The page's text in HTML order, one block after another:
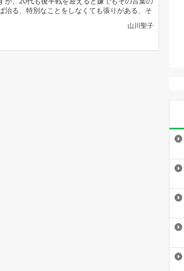
治る、特別なことをしなくても張りがある、そ
山川聖子